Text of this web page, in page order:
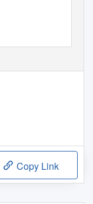
Copy Link